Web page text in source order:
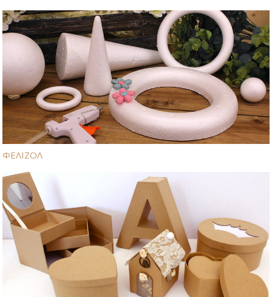
ΦΕΛΙΖΟΛ